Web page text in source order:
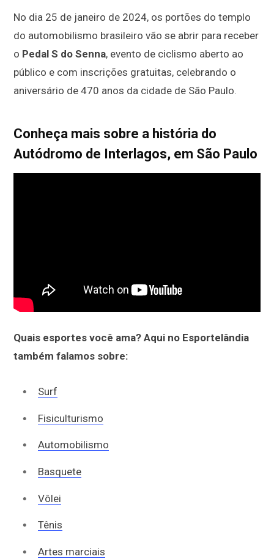
No dia 25 de janeiro de 2024, os portões do templo
do automobilismo brasileiro vão se abrir para receber
o Pedal S do Senna, evento de ciclismo aberto ao
público e com inscrições gratuitas, celebrando o
aniversário de 470 anos da cidade de São Paulo.
Conheça mais sobre a história do
Autódromo de Interlagos, em São Paulo
Quais esportes você ama? Aqui no Esportelândia
também falamos sobre:
Surf
Fisiculturismo
Automobilismo
Basquete
Vôlei
Tênis
Artes marciais